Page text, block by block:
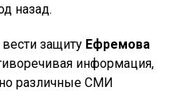
назад.
защиту Ефремова
информация,
различные СМИ